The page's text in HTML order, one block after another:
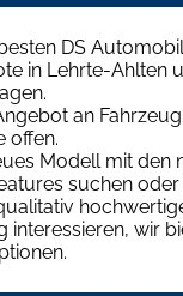
DS
in Lehrte-Ahlten
an
offen.
Modell mit den
suchen
interessieren, wir